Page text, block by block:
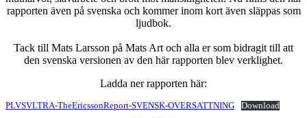
rapporten även på svenska och kommer inom kort även släppas som
ljudbok.
Tack till Mats Larsson på Mats Art och alla er som bidragit till att
den svenska versionen av den här rapporten blev verklighet.
Ladda ner rapporten här:
PLVSVLTRA-TheEricssonReport-SVENSK-OVERSATTNING Download